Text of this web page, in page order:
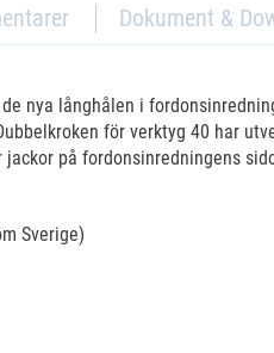
Dokument &
nya långhålen i
för verktyg 40 har
på fordonsinredningens
Sverige)